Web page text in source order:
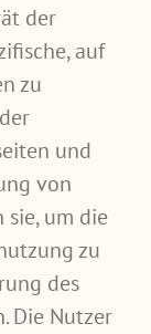
der
auf
zu
und
von
sie, um die
zu
des
Die Nutzer